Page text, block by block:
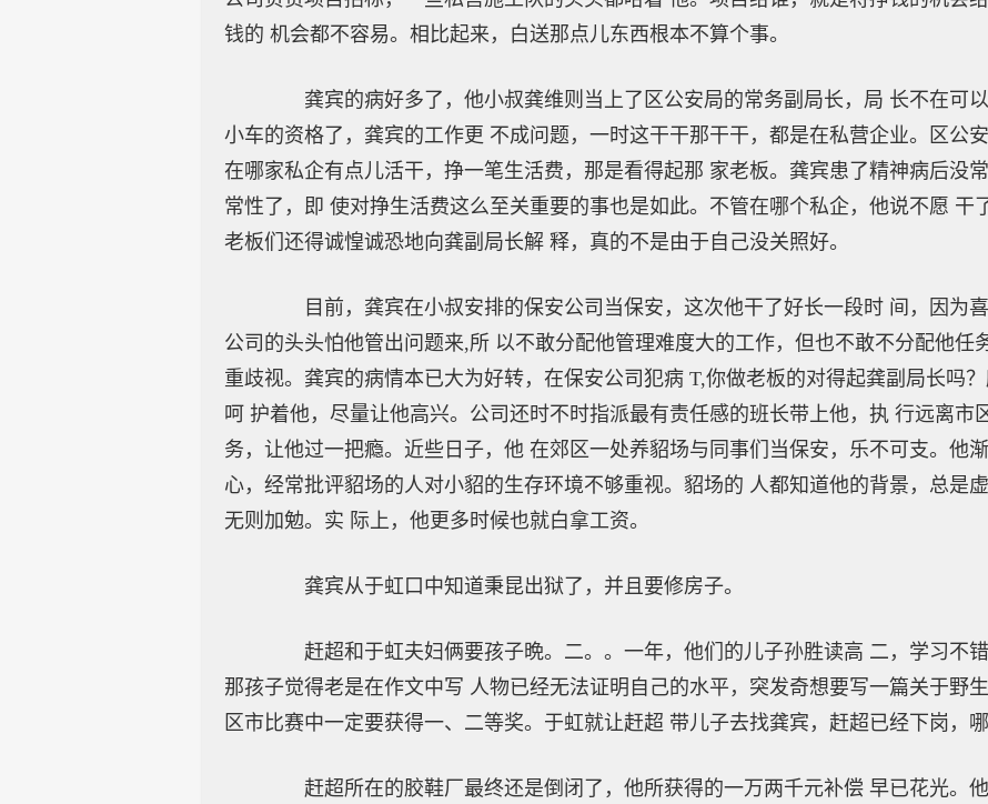
钱的 机会都不容易。相比起来，白送那点儿东西根本不算个事。
龚宾的病好多了，他小叔龚维则当上了区公安局的常务副局长，局 长不在可
小车的资格了，龚宾的工作更 不成问题，一时这干干那干干，都是在私营企业。区公
在哪家私企有点儿活干，挣一笔生活费，那是看得起那 家老板。龚宾患了精神病后没
常性了，即 使对挣生活费这么至关重要的事也是如此。不管在哪个私企，他说不愿 干
老板们还得诚惶诚恐地向龚副局长解 释，真的不是由于自己没关照好。
目前，龚宾在小叔安排的保安公司当保安，这次他干了好长一段时 间，因为
公司的头头怕他管出问题来,所 以不敢分配他管理难度大的工作，但也不敢不分配他任
重歧视。龚宾的病情本已大为好转，在保安公司犯病 T,你做老板的对得起龚副局长吗
呵 护着他，尽量让他高兴。公司还时不时指派最有责任感的班长带上他，执 行远离市
务，让他过一把瘾。近些日子，他 在郊区一处养貂场与同事们当保安，乐不可支。他
心，经常批评貂场的人对小貂的生存环境不够重视。貂场的 人都知道他的背景，总是
无则加勉。实 际上，他更多时候也就白拿工资。
龚宾从于虹口中知道秉昆出狱了，并且要修房子。
赶超和于虹夫妇俩要孩子晩。二。。一年，他们的儿子孙胜读高 二，学习不错
那孩子觉得老是在作文中写 人物已经无法证明自己的水平，突发奇想要写一篇关于野
区市比赛中一定要获得一、二等奖。于虹就让赶超 带儿子去找龚宾，赶超已经下岗，
赶超所在的胶鞋厂最终还是倒闭了，他所获得的一万两千元补偿 早已花光。